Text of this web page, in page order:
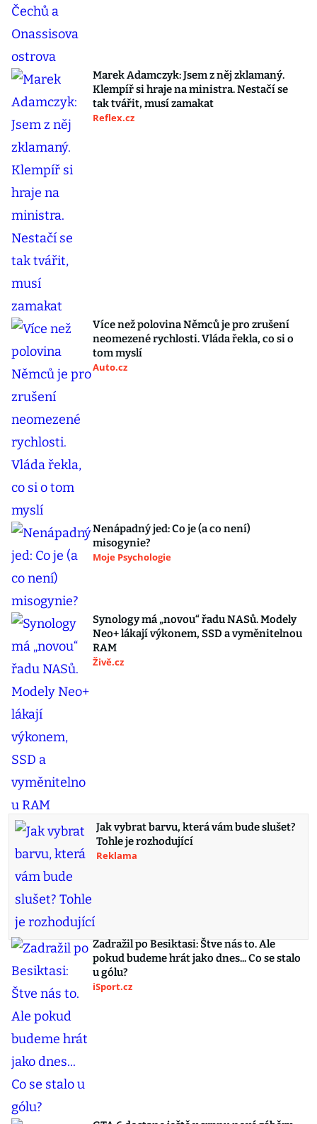
Marek Adamczyk: Jsem z něj zklamaný.
Klempíř si hraje na ministra. Nestačí se
tak tvářit, musí zamakat
Reflex.cz
Více než polovina Němců je pro zrušení
neomezené rychlosti. Vláda řekla, co si o
tom myslí
Auto.cz
Nenápadný jed: Co je (a co není)
misogynie?
Moje Psychologie
Synology má „novou“ řadu NASů. Modely
Neo+ lákají výkonem, SSD a vyměnitelnou
RAM
Živě.cz
Jak vybrat barvu, která vám bude slušet?
Tohle je rozhodující
Reklama
Zadražil po Besiktasi: Štve nás to. Ale
pokud budeme hrát jako dnes... Co se stalo
u gólu?
iSport.cz